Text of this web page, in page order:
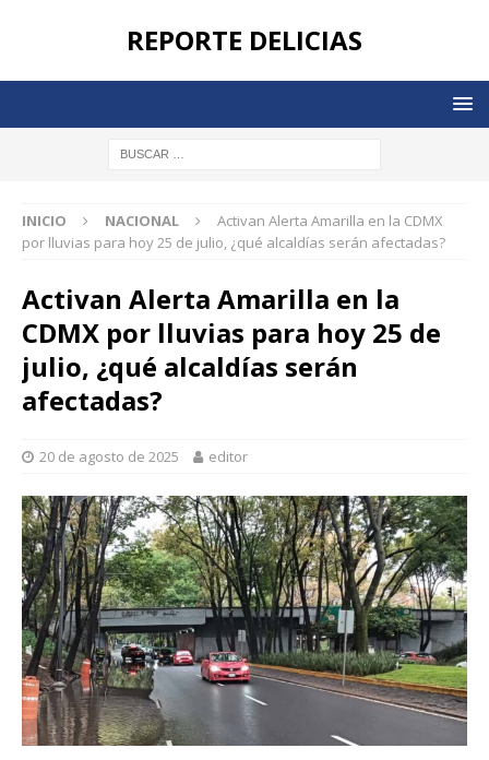
REPORTE DELICIAS
INICIO NACIONAL
Activan Alerta Amarilla en la CDMX
por lluvias para hoy 25 de julio, ¿qué alcaldías serán afectadas?
Activan Alerta Amarilla en la
CDMX por lluvias para hoy 25 de
julio, ¿qué alcaldías serán
afectadas?
20 de agosto de 2025 editor